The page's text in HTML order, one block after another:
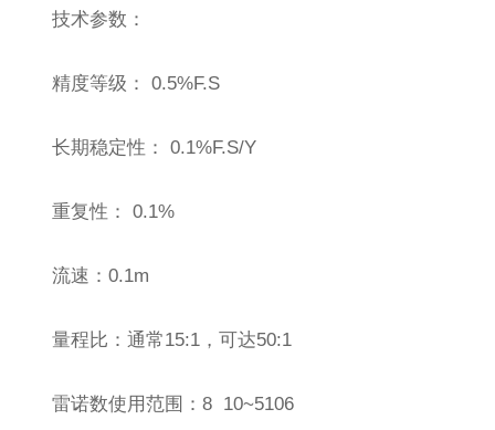
技术参数：
精度等级： 0.5%F.S
长期稳定性： 0.1%F.S/Y
重复性： 0.1%
流速：0.1m
量程比：通常15:1，可达50:1
雷诺数使用范围：8 10~5106